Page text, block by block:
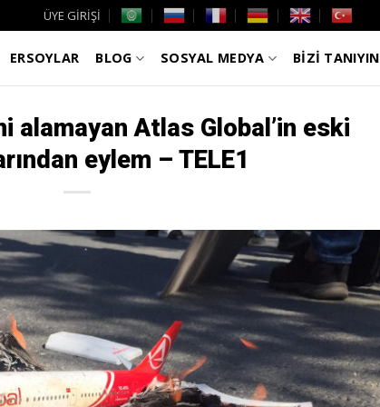
ÜYE GİRİŞİ
ERSOYLAR BLOG SOSYAL MEDYA BİZİ TANIYIN
alamayan Atlas Global’in eski
eylem – TELE1